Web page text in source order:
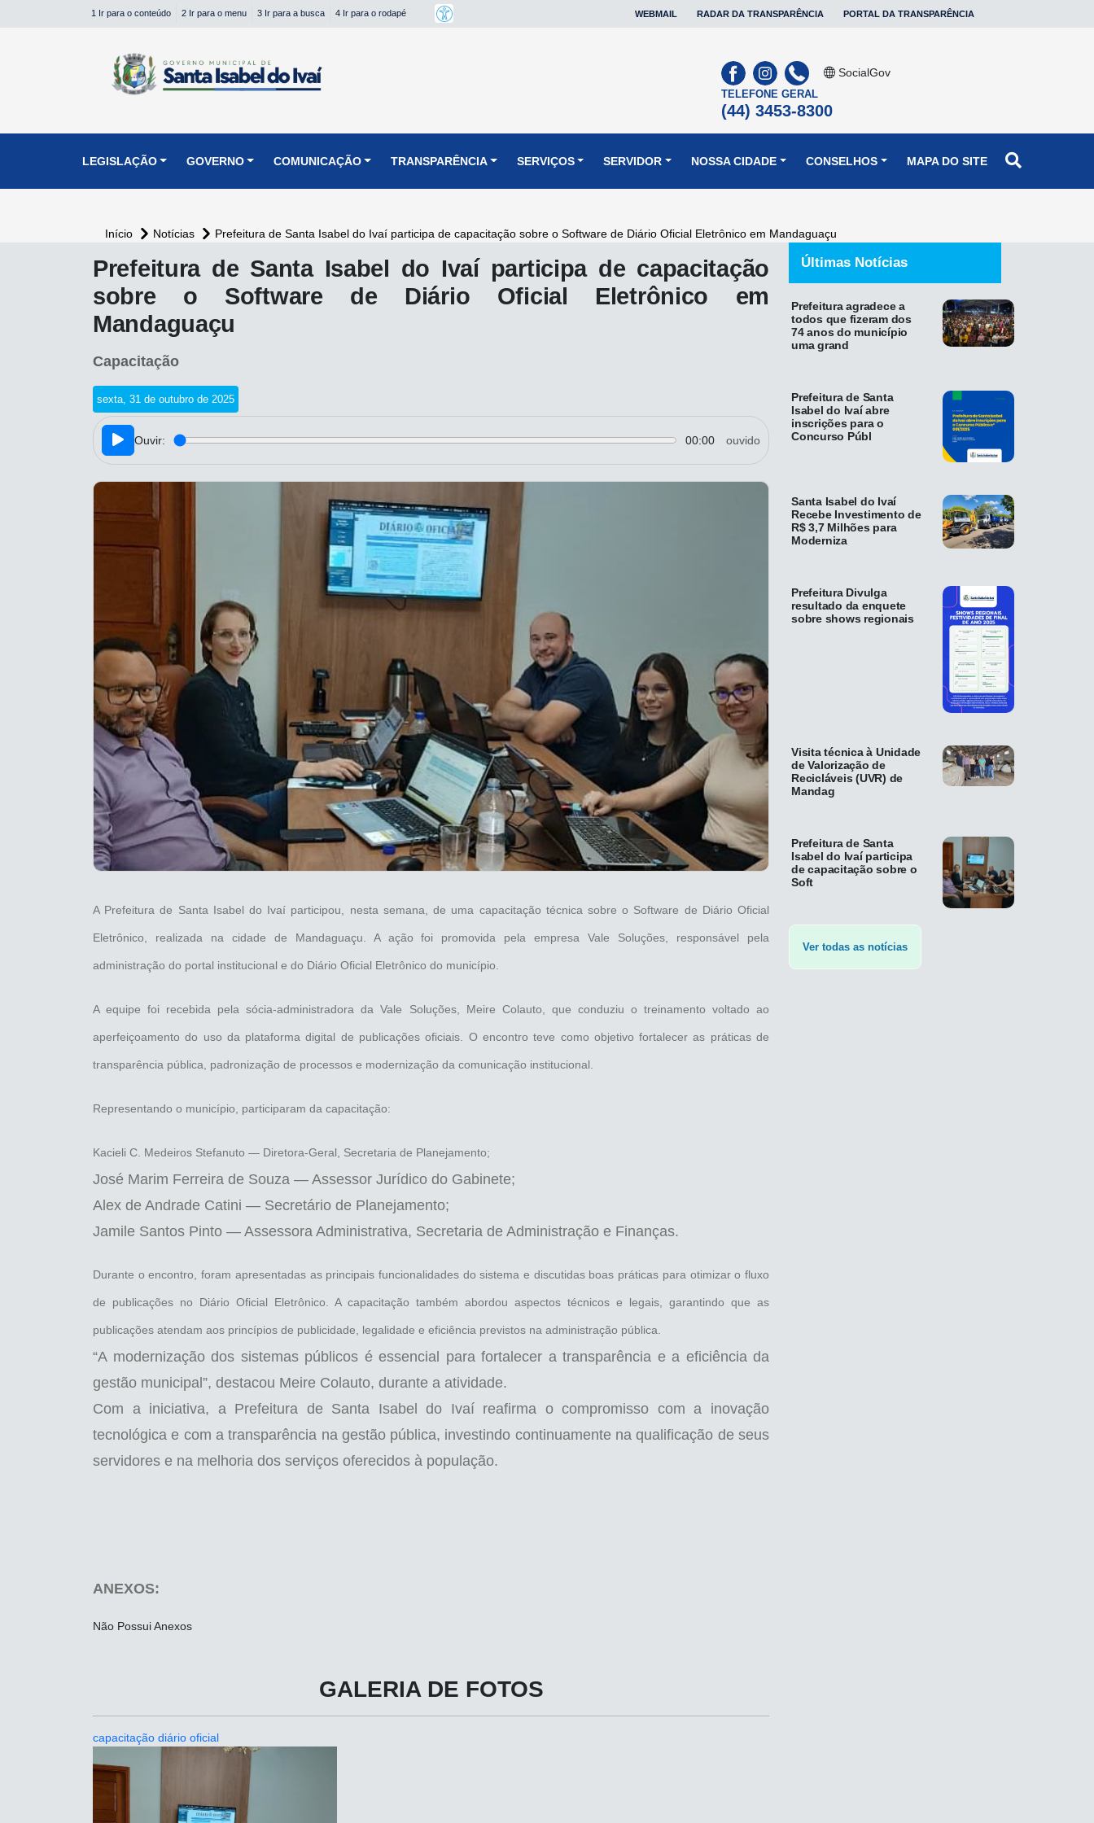
1 Ir para o conteúdo 2 Ir para o menu 3 Ir para a busca 4 Ir para o rodapé WEBMAIL RADAR DA TRANSPARÊNCIA PORTAL DA TRANSPARÊNCIA
SocialGov
TELEFONE GERAL
(44) 3453-8300
LEGISLAÇÃO
GOVERNO COMUNICAÇÃO TRANSPARÊNCIA SERVIÇOS SERVIDOR NOSSA CIDADE CONSELHOS MAPA DO SITE
Início Notícias
Prefeitura de Santa Isabel do Ivaí participa de capacitação sobre o Software de Diário Oficial Eletrônico em Mandaguaçu
Prefeitura de Santa Isabel do Ivaí participa de capacitação
sobre o Software de Diário Oficial Eletrônico em
Mandaguaçu
Capacitação
sexta, 31 de outubro de 2025
Ouvir: 00:00 ouvido
A Prefeitura de Santa Isabel do Ivaí participou, nesta semana, de uma capacitação técnica sobre o Software de Diário Oficial
Eletrônico, realizada na cidade de Mandaguaçu. A ação foi promovida pela empresa Vale Soluções, responsável pela
administração do portal institucional e do Diário Oficial Eletrônico do município.
A equipe foi recebida pela sócia-administradora da Vale Soluções, Meire Colauto, que conduziu o treinamento voltado ao
aperfeiçoamento do uso da plataforma digital de publicações oficiais. O encontro teve como objetivo fortalecer as práticas de
transparência pública, padronização de processos e modernização da comunicação institucional.
Representando o município, participaram da capacitação:
Kacieli C. Medeiros Stefanuto — Diretora-Geral, Secretaria de Planejamento;
José Marim Ferreira de Souza — Assessor Jurídico do Gabinete;
Alex de Andrade Catini — Secretário de Planejamento;
Jamile Santos Pinto — Assessora Administrativa, Secretaria de Administração e Finanças.
Durante o encontro, foram apresentadas as principais funcionalidades do sistema e discutidas boas práticas para otimizar o fluxo
de publicações no Diário Oficial Eletrônico. A capacitação também abordou aspectos técnicos e legais, garantindo que as
publicações atendam aos princípios de publicidade, legalidade e eficiência previstos na administração pública.
“A modernização dos sistemas públicos é essencial para fortalecer a transparência e a eficiência da
gestão municipal”, destacou Meire Colauto, durante a atividade.
Com a iniciativa, a Prefeitura de Santa Isabel do Ivaí reafirma o compromisso com a inovação
tecnológica e com a transparência na gestão pública, investindo continuamente na qualificação de seus
servidores e na melhoria dos serviços oferecidos à população.
ANEXOS:
Não Possui Anexos
GALERIA DE FOTOS
capacitação diário oficial
Últimas Notícias
Prefeitura agradece a
todos que fizeram dos
74 anos do município
uma grand
Prefeitura de Santa
Isabel do Ivaí abre
inscrições para o
Concurso Públ
Santa Isabel do Ivaí
Recebe Investimento de
R$ 3,7 Milhões para
Moderniza
Prefeitura Divulga
resultado da enquete
sobre shows regionais
Visita técnica à Unidade
de Valorização de
Recicláveis (UVR) de
Mandag
Prefeitura de Santa
Isabel do Ivaí participa
de capacitação sobre o
Soft
Ver todas as notícias